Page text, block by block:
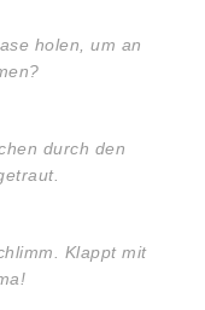
holen, um an
durch den
Klappt mit